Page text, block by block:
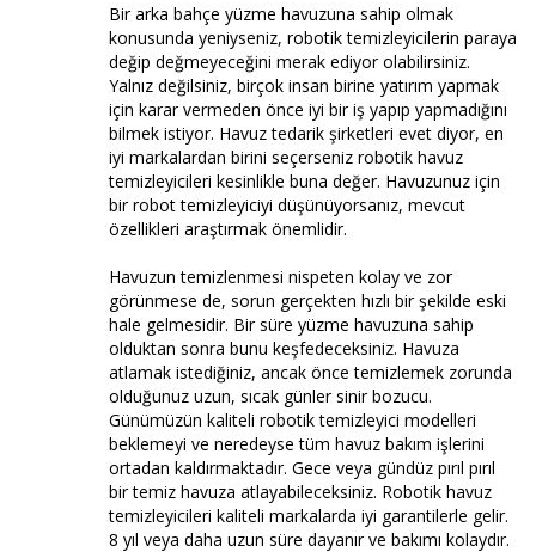
Bir arka bahçe yüzme havuzuna sahip olmak
konusunda yeniyseniz, robotik temizleyicilerin paraya
değip değmeyeceğini merak ediyor olabilirsiniz.
Yalnız değilsiniz, birçok insan birine yatırım yapmak
için karar vermeden önce iyi bir iş yapıp yapmadığını
bilmek istiyor. Havuz tedarik şirketleri evet diyor, en
iyi markalardan birini seçerseniz robotik havuz
temizleyicileri kesinlikle buna değer. Havuzunuz için
bir robot temizleyiciyi düşünüyorsanız, mevcut
özellikleri araştırmak önemlidir.
Havuzun temizlenmesi nispeten kolay ve zor
görünmese de, sorun gerçekten hızlı bir şekilde eski
hale gelmesidir. Bir süre yüzme havuzuna sahip
olduktan sonra bunu keşfedeceksiniz. Havuza
atlamak istediğiniz, ancak önce temizlemek zorunda
olduğunuz uzun, sıcak günler sinir bozucu.
Günümüzün kaliteli robotik temizleyici modelleri
beklemeyi ve neredeyse tüm havuz bakım işlerini
ortadan kaldırmaktadır. Gece veya gündüz pırıl pırıl
bir temiz havuza atlayabileceksiniz. Robotik havuz
temizleyicileri kaliteli markalarda iyi garantilerle gelir.
8 yıl veya daha uzun süre dayanır ve bakımı kolaydır.